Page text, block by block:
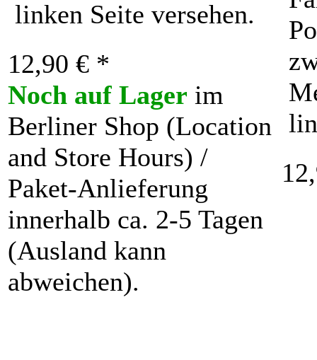
linken Seite versehen.
12,90 € *
Noch auf Lager im
Berliner Shop (Location
and Store Hours) /
Paket-Anlieferung
innerhalb ca. 2-5 Tagen
(Ausland kann
abweichen).